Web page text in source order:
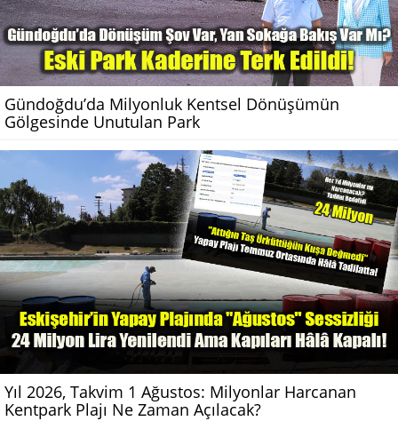
Gündoğdu’da Milyonluk Kentsel Dönüşümün
Gölgesinde Unutulan Park
Yıl 2026, Takvim 1 Ağustos: Milyonlar Harcanan
Kentpark Plajı Ne Zaman Açılacak?